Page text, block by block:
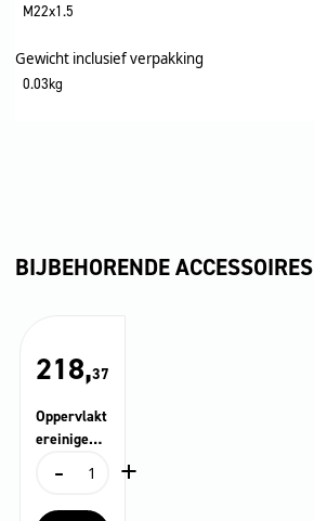
M22x1.5
Gewicht inclusief verpakking
0.03kg
BIJBEHORENDE ACCESSOIRES
218,37
Oppervlakt
ereinige…
-
Oppervlaktereinige...
Classic
+